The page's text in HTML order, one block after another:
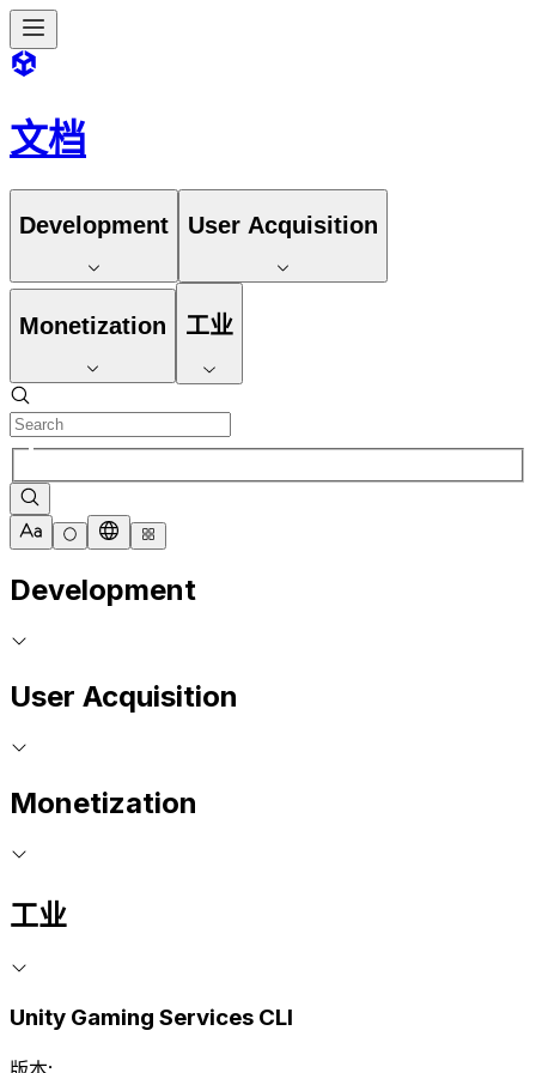
文档
Development User Acquisition
Monetization 工业
Development
User Acquisition
Monetization
工业
Unity Gaming Services CLI